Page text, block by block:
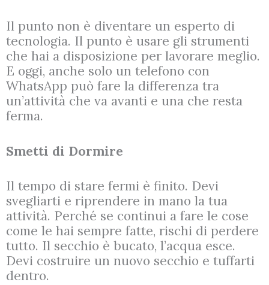
Il punto non è diventare un esperto di
tecnologia. Il punto è usare gli strumenti
che hai a disposizione per lavorare meglio.
E oggi, anche solo un telefono con
WhatsApp può fare la differenza tra
un’attività che va avanti e una che resta
ferma.
Smetti di Dormire
Il tempo di stare fermi è finito. Devi
svegliarti e riprendere in mano la tua
attività. Perché se continui a fare le cose
come le hai sempre fatte, rischi di perdere
tutto. Il secchio è bucato, l’acqua esce.
Devi costruire un nuovo secchio e tuffarti
dentro.